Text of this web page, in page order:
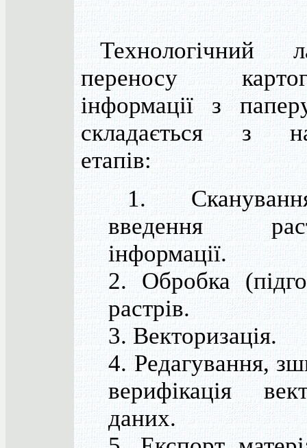
Технологічний
переносу
інформації з
складається з
етапів:
1.
введення
інформації.
2. Обробка
растрів.
3. Векторизація.
4. Редагування,
верифікація
даних.